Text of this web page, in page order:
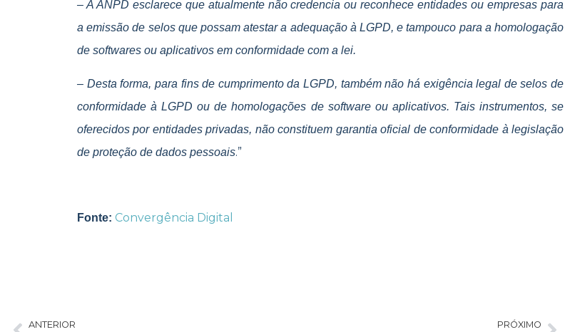
– A ANPD esclarece que atualmente não credencia ou reconhece entidades ou empresas para
a emissão de selos que possam atestar a adequação à LGPD, e tampouco para a homologação
de softwares ou aplicativos em conformidade com a lei.
– Desta forma, para fins de cumprimento da LGPD, também não há exigência legal de selos de
conformidade à LGPD ou de homologações de software ou aplicativos. Tais instrumentos, se
oferecidos por entidades privadas, não constituem garantia oficial de conformidade à legislação
de proteção de dados pessoais.”
Fonte: Convergência Digital
ANTERIOR PRÓXIMO